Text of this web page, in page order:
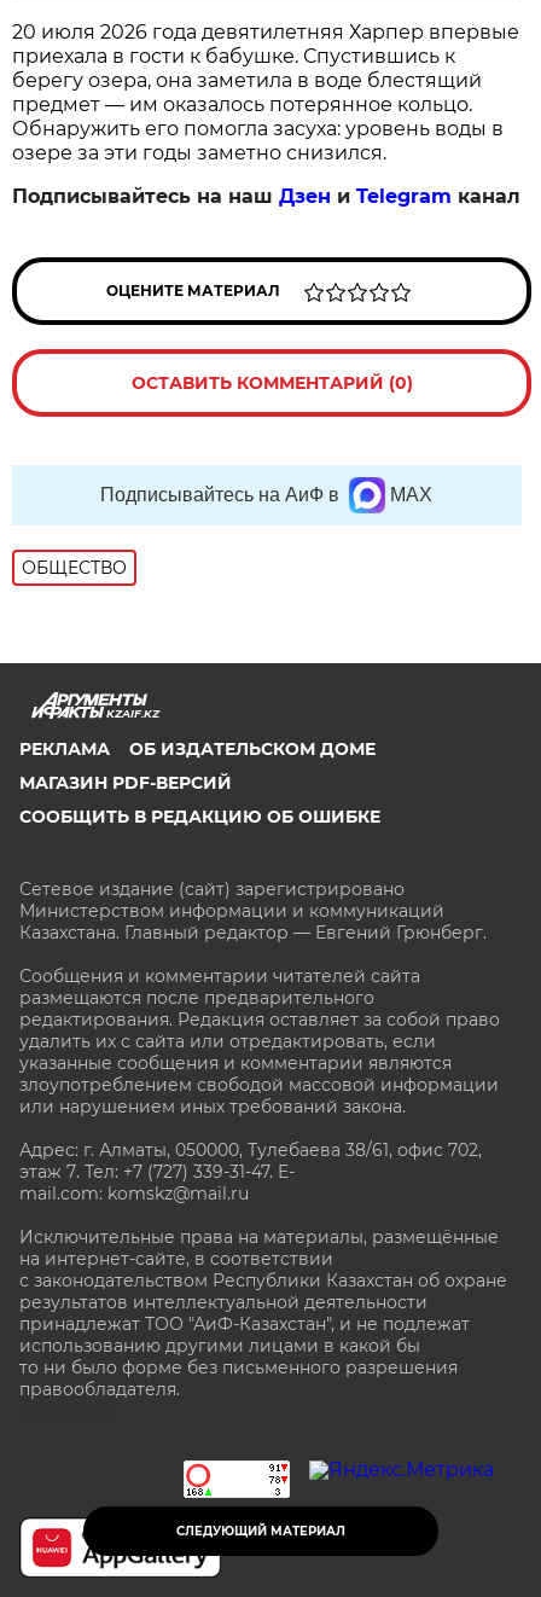
СЛЕДУЮЩИЙ МАТЕРИАЛ
20 июля 2026 года девятилетняя Харпер впервые
приехала в гости к бабушке. Спустившись к
берегу озера, она заметила в воде блестящий
предмет — им оказалось потерянное кольцо.
Обнаружить его помогла засуха: уровень воды в
озере за эти годы заметно снизился.
Подписывайтесь на нашДзен иTelegram канал
ОЦЕНИТЕ МАТЕРИАЛ
ОСТАВИТЬ КОММЕНТАРИЙ (0)
Подписывайтесь на АиФ в MAX
ОБЩЕСТВО
KZAIF.KZ
РЕКЛАМА
ОБ ИЗДАТЕЛЬСКОМ ДОМЕ
МАГАЗИН PDF-ВЕРСИЙ
СООБЩИТЬ В РЕДАКЦИЮ ОБ ОШИБКЕ
Сетевое издание (сайт) зарегистрировано
Министерством информации и коммуникаций
Казахстана. Главный редактор — Евгений Грюнберг.
Сообщения и комментарии читателей сайта
размещаются после предварительного
редактирования. Редакция оставляет за собой право
удалить их с сайта или отредактировать, если
указанные сообщения и комментарии являются
злоупотреблением свободой массовой информации
или нарушением иных требований закона.
Адрес: г. Алматы, 050000, Тулебаева 38/61, офис 702,
этаж 7. Тел: +7 (727) 339-31-47. E-
mail.com: komskz@mail.ru
Исключительные права на материалы, размещённые
на интернет-сайте, в соответствии
с законодательством Республики Казахстан об охране
результатов интеллектуальной деятельности
принадлежат ТОО "АиФ-Казахстан", и не подлежат
использованию другими лицами в какой бы
то ни было форме без письменного разрешения
правообладателя.
16+